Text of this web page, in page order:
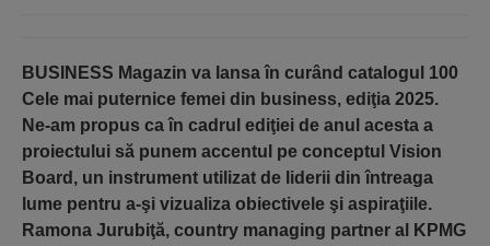
BUSINESS Magazin va lansa în curând catalogul 100
Cele mai puternice femei din business, ediţia 2025.
Ne-am propus ca în cadrul ediţiei de anul acesta a
proiectului să punem accentul pe conceptul Vision
Board, un instrument utilizat de liderii din întreaga
lume pentru a-şi vizualiza obiectivele şi aspiraţiile.
Ramona Jurubiţă, country managing partner al KPMG